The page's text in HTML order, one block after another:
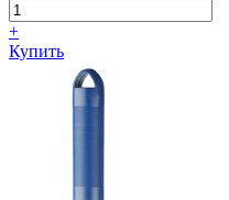
+
Купить